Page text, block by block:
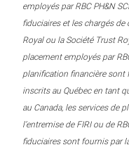
employés par RBC PH&N
fiduciaires et les chargés
Royal ou la Société Trust
placement employés par
planification financière sont
inscrits au Québec en tant
au Canada, les services de
l’entremise de FIRI ou de
fiduciaires sont fournis par